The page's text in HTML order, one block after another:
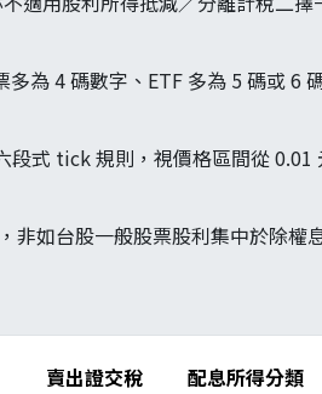
為 4 碼數字、ETF 多為 5 碼或 6
段式 tick 規則，視價格區間從 0.01
非如台股一般股票股利集中於除權
賣出證交稅 配息所得分類